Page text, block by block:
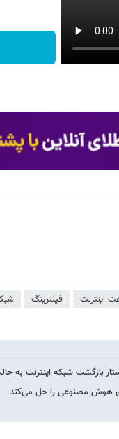
اینترنت فیلترینگ
بازگشت شبکه اینترنت به
هوش مصنوعی را حل می‌کند